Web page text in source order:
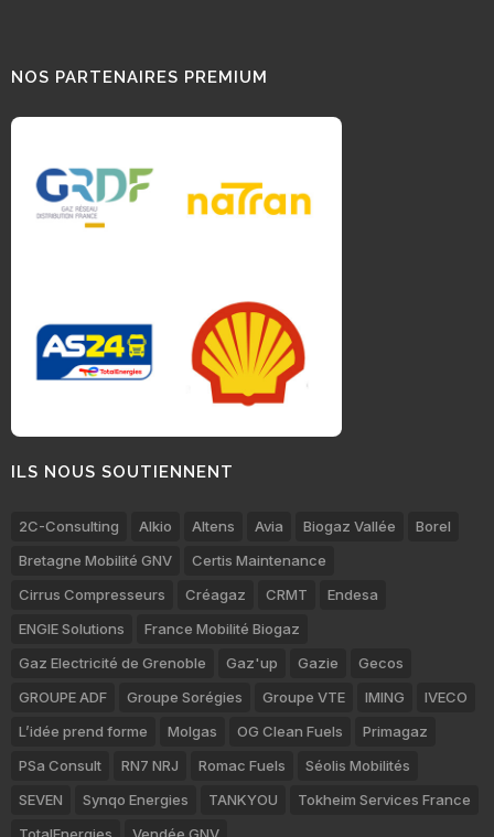
NOS PARTENAIRES PREMIUM
ILS NOUS SOUTIENNENT
2C-Consulting Alkio Altens Avia Biogaz Vallée
Borel
Bretagne Mobilité GNV
Certis Maintenance
Cirrus Compresseurs
Créagaz CRMT
Endesa
ENGIE Solutions
France Mobilité Biogaz
Gaz Electricité de Grenoble
Gaz'up Gazie
Gecos
GROUPE ADF
Groupe Sorégies Groupe VTE IMING
IVECO
L’idée prend forme
Molgas OG Clean Fuels
Primagaz
PSa Consult
RN7 NRJ Romac Fuels
Séolis Mobilités
SEVEN
Synqo Energies TANKYOU
Tokheim Services France
TotalEnergies
Vendée GNV